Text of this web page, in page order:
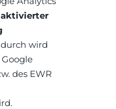
wird
des EWR